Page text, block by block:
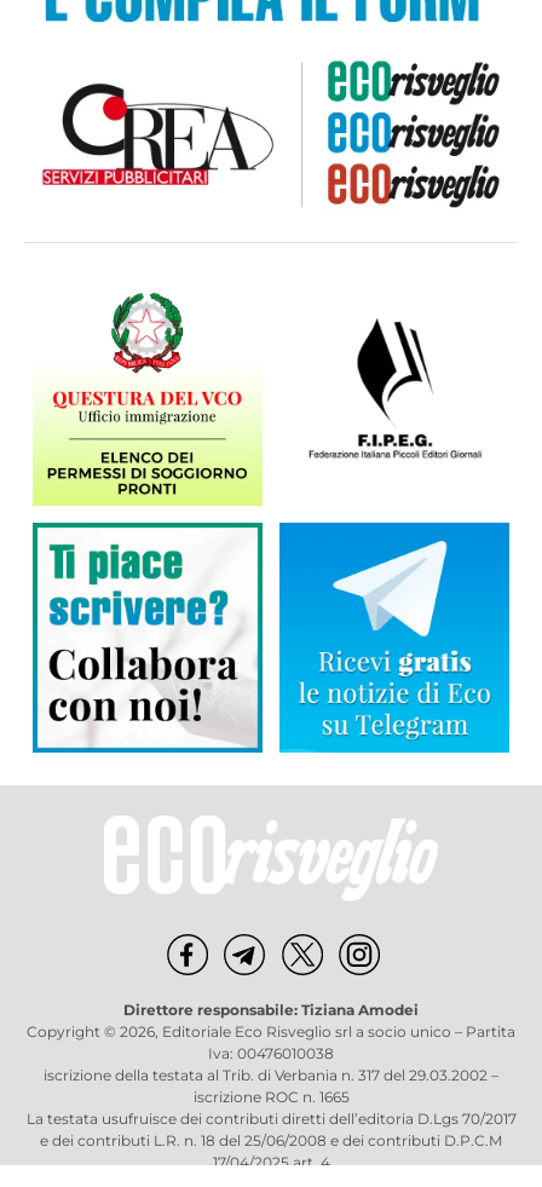
Direttore responsabile: Tiziana Amodei
Copyright © 2026, Editoriale Eco Risveglio srl a socio unico – Partita
Iva: 00476010038
iscrizione della testata al Trib. di Verbania n. 317 del 29.03.2002 –
iscrizione ROC n. 1665
La testata usufruisce dei contributi diretti dell’editoria D.Lgs 70/2017
e dei contributi L.R. n. 18 del 25/06/2008 e dei contributi D.P.C.M
17/04/2025 art. 4